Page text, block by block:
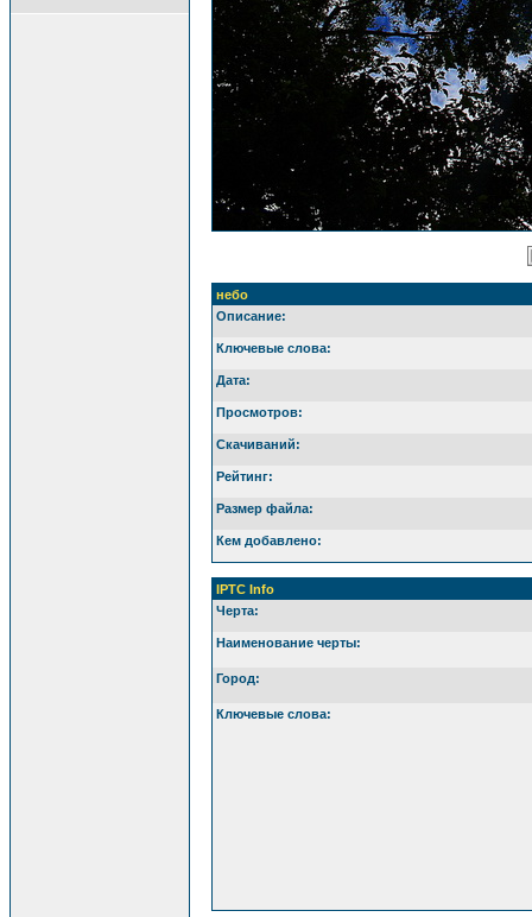
небо
Описание:
Ключевые слова:
Дата:
Просмотров:
Скачиваний:
Рейтинг:
Размер файла:
Кем добавлено:
IPTC Info
Черта:
Наименование черты:
Город:
Ключевые слова: